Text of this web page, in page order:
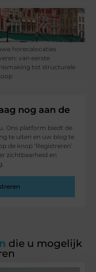
horecalocaties
van eerste
tot structurele
nog aan de
Ons platform biedt de
te uiten en uw blog te
de knop ‘Registreren’
zichtbaarheid en
die u mogelijk